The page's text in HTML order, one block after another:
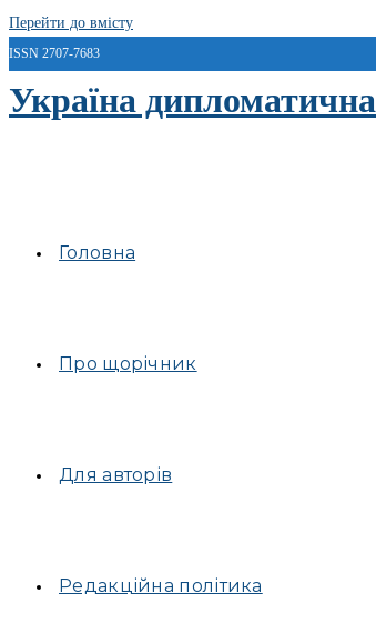
Перейти до вмісту
ISSN 2707-7683
Україна дипломатична
Головна
Про щорічник
Для авторів
Редакційна політика